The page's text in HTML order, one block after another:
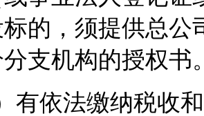
的，须提供总公
支机构的授权书。
有依法缴纳税收